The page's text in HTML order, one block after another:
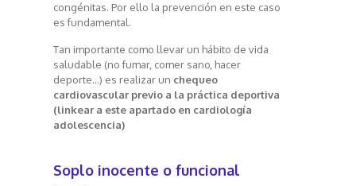
congénitas. Por ello la prevención en este caso
es fundamental.
Tan importante como llevar un hábito de vida
saludable (no fumar, comer sano, hacer
deporte…) es realizar un chequeo
cardiovascular previo a la práctica deportiva
(linkear a este apartado en cardiología
adolescencia)
Soplo inocente o funcional